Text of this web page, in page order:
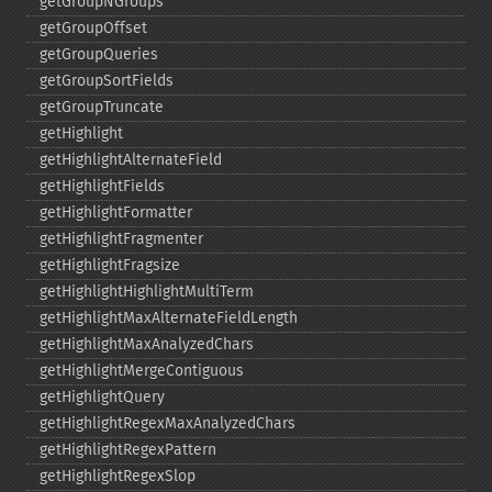
getGroupOffset
getGroupQueries
getGroupSortFields
getGroupTruncate
getHighlight
getHighlightAlternateField
getHighlightFields
getHighlightFormatter
getHighlightFragmenter
getHighlightFragsize
getHighlightHighlightMultiTerm
getHighlightMaxAlternateFieldLength
getHighlightMaxAnalyzedChars
getHighlightMergeContiguous
getHighlightQuery
getHighlightRegexMaxAnalyzedChars
getHighlightRegexPattern
getHighlightRegexSlop